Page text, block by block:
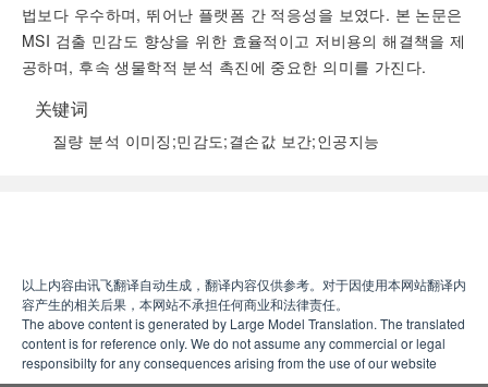
법보다 우수하며, 뛰어난 플랫폼 간 적응성을 보였다. 본 논문은
MSI 검출 민감도 향상을 위한 효율적이고 저비용의 해결책을 제
공하며, 후속 생물학적 분석 촉진에 중요한 의미를 가진다.
关键词
질량 분석 이미징;민감도;결손값 보간;인공지능
以上内容由讯飞翻译自动生成，翻译内容仅供参考。对于因使用本网站翻译内
容产生的相关后果，本网站不承担任何商业和法律责任。
The above content is generated by Large Model Translation. The translated
content is for reference only. We do not assume any commercial or legal
responsibilty for any consequences arising from the use of our website